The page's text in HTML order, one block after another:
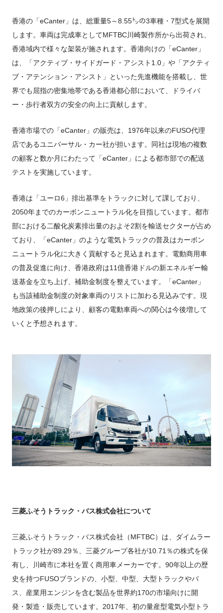
大型トラック
FUSOアシスト
English
香港の「eCanter」は、総重量5～8.55㌧の3車種・7型式を展開
します。車両は完成車としてMFTBC川崎製作所から出荷され、
香港域内で様々な架装が施されます。香港向けの「eCanter」
は、「アクティブ・サイドガード・アシスト1.0」や「アクティ
ブ・アテンション・アシスト」といった先進機能を搭載し、世
界でも屈指の密集地帯である香港都心部において、ドライバ
ー・歩行者双方の安全の向上に貢献します。
香港市場での「eCanter」の販売は、1976年以来のFUSO代理
店であるユニバーサル・カー社が担います。同社は現地の複数
の顧客と数か月にわたって「eCanter」による都市部での配送
テストを実施しています。
香港は「ユーロ6」排出基準をトラックに対して課しており、
2050年までのカーボンニュートラル化を目指しています。都市
部における二酸化炭素排出量のおよそ2割を輸送セクターが占め
ており、「eCanter」のような電気トラックの普及はカーボン
ニュートラル化に大きく貢献すると見込まれます。電動商用車
の普及促進に向け、香港政府は11億香港ドルの新エネルギー輸
送基金を立ち上げ、補助金制度を整えています。「eCanter」
も当該補助金制度の対象車両のリストに加わる見込みです。現
地政策の後押しにより、顧客の電動車両への関心は今後増して
いくと予想されます。
三菱ふそうトラック・バス株式会社について
三菱ふそうトラック・バス株式会社（MFTBC）は、ダイムラー
トラック社が89.29％、三菱グループ各社が10.71％の株式を保
有し、川崎市に本社を置く商用車メーカーです。90年以上の歴
史を持つFUSOブランドの、小型、中型、大型トラックやバ
ス、産業用エンジンを含む製品を世界約170の市場向けに開
発・製造・販売しています。2017年、初の量産型電気小型トラ